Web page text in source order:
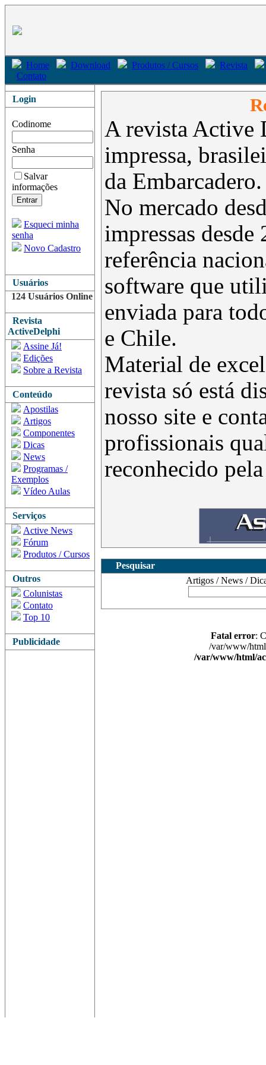
Home Download Produtos / Cursos
Revista
Contato
Login
Codinome
Senha
Salvar
informações
Esqueci minha
senha
Novo Cadastro
Usuários
124 Usuários Online
Revista
ActiveDelphi
Assine Já!
Edições
Sobre a Revista
Conteúdo
Apostilas
Artigos
Componentes
Dicas
News
Programas /
Exemplos
Vídeo Aulas
Serviços
Active News
Fórum
Produtos / Cursos
Outros
Colunistas
Contato
Top 10
Publicidade
A revista Active
impressa,
da Embarcadero.
No mercado
impressas
referência
software que
enviada para
e Chile.
Material de
revista só está
nosso site e
profissionais
reconhecido
Pesquisar
Artigos / News /
Fatal error:
/var/www/
/var/www/html/